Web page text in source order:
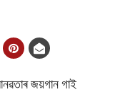
জয়গান গাই